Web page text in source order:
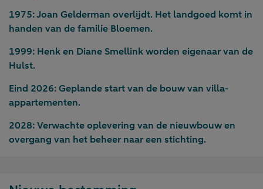
1975:Joan Gelderman overlijdt. Het landgoed komt in
handen van de familie Bloemen.
1999: Henk en Diane Smellink worden eigenaar van de
Hulst.
Eind 2026:Geplande start van de bouw van villa-
appartementen.
2028:Verwachte oplevering van de nieuwbouw en
overgang van het beheer naar een stichting.